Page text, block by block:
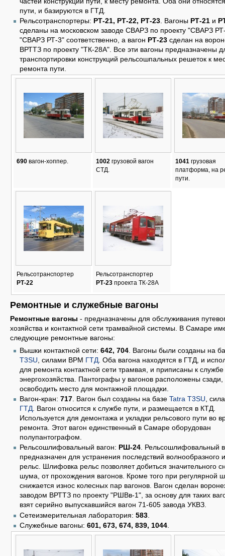
пути, и базируются в ГТД.
Рельсотранспортеры: РТ-21, РТ-22, РТ-23. Вагоны РТ-21 и
сделаны на московском заводе СВАРЗ по проекту "СВАРЗ
"СВАРЗ РТ-3" соответственно, а вагон РТ-23 сделан на
ВРТТЗ по проекту "ТК-28А". Все эти вагоны предназначены
транспортировки конструкций рельсошпальных решеток к
ремонта пути.
690 вагон-хоппер. 1002 грузовой вагон
СТД.
1041 грузовая
платформа, на
пути.
Рельсотранспортер
РТ-22
Рельсотранспортер
РТ-23 проекта ТК-28А
Ремонтные и служебные вагоны
Ремонтные вагоны - предназначены для обслуживания
хозяйства и контактной сети трамвайной системы. В Самаре
следующие ремонтные вагоны:
Вышки контактной сети:642, 704 . Вагоны были созданы на
T3SU , силами ВРМ ГТД . Оба вагона находятся в ГТД, и
для ремонта контактной сети трамвая, и приписаны к службе
энергохозяйства. Пантографы у вагонов расположены сзади,
освободить место для монтажной площадки.
Вагон-кран:717 . Вагон был созданы на базеTatra T3SU ,
ГТД . Вагон относится к службе пути, и размещается в КТД.
Используется для демонтажа и укладки рельсового пути во
ремонта. Этот вагон единственный в Самаре оборудован
полупантографом.
Рельсошлифовальный вагон: РШ-24. Рельсошлифовальный
предназначен для устранения последствий волнообразного
рельс. Шлифовка рельс позволяет добиться значительного
шума, от прохождения вагонов. Кроме того при регулярной
снижается износ колесных пар вагонов. Вагон сделан
заводом ВРТТЗ по проекту "РШВв-1", за основу для таких
взят серийно выпускавшийся вагон 71-605 завода УКВЗ.
Сетеизмерительная лаборатория:583
Служебные вагоны:601, 673, 674, 839, 1044